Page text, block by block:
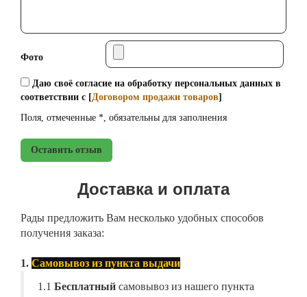
Фото
Даю своё согласие на обработку персональных данных в
соответствии с [Договором продажи товаров]
Поля, отмеченные *, обязательны для заполнения
Оставить отзыв
Доставка и оплата
Рады предложить Вам несколько удобных способов
получения заказа:
1. Самовывоз из пункта выдачи
1.1 Бесплатный самовывоз из нашего пункта